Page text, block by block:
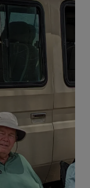
Inside
놀라운 조
리 가이
.더 읽어보